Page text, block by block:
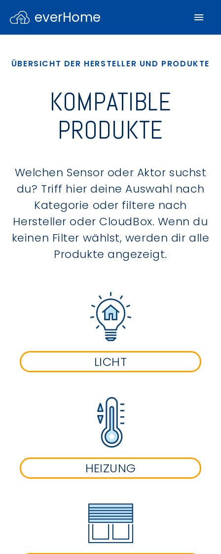
everHome
ÜBERSICHT DER HERSTELLER UND PRODUKTE
KOMPATIBLE
PRODUKTE
Welchen Sensor oder Aktor suchst
du? Triff hier deine Auswahl nach
Kategorie oder filtere nach
Hersteller oder CloudBox. Wenn du
keinen Filter wählst, werden dir alle
Produkte angezeigt.
LICHT
HEIZUNG